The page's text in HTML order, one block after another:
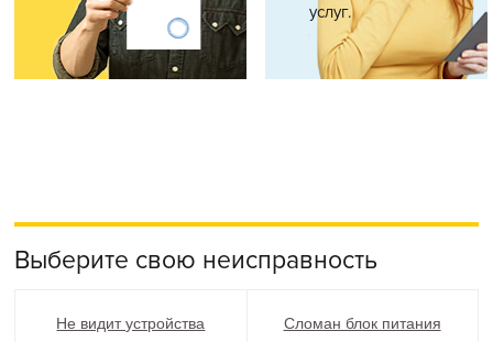
услуг.
Выберите свою неисправность
Не видит устройства Сломан блок питания